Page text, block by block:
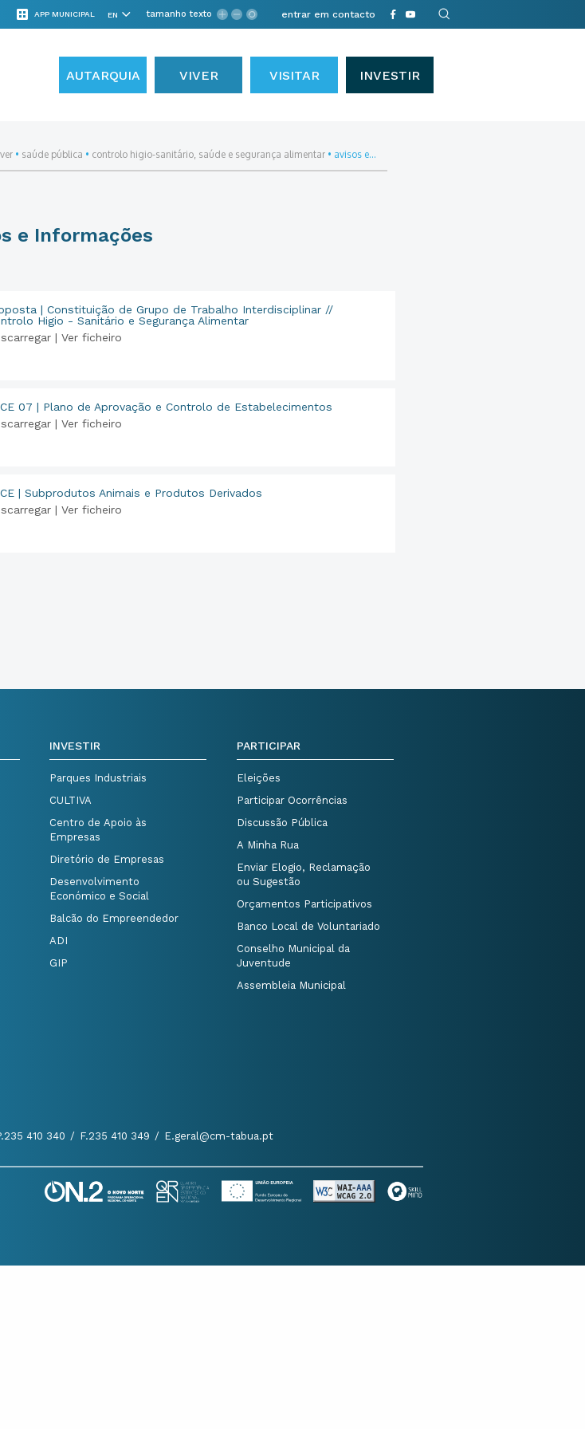
APP MUNICIPAL tamanho texto entrar em contacto
AUTARQUIA VIVER VISITAR INVESTIR
• saúde pública • controlo higio-sanitário, saúde e segurança alimentar• avisos e...
e Informações
PDF
| Constituição de Grupo de Trabalho Interdisciplinar //
Higio - Sanitário e Segurança Alimentar
| Ver ficheiro
07 | Plano de Aprovação e Controlo de Estabelecimentos
| Ver ficheiro
| Subprodutos Animais e Produtos Derivados
| Ver ficheiro
INVESTIR
Parques Industriais
CULTIVA
Centro de Apoio às
Empresas
Diretório de Empresas
Desenvolvimento
Económico e Social
Balcão do Empreendedor
ADI
GIP
PARTICIPAR
Eleições
Participar Ocorrências
Discussão Pública
A Minha Rua
Enviar Elogio, Reclamação
ou Sugestão
Orçamentos Participativos
Banco Local de Voluntariado
Conselho Municipal da
Juventude
Assembleia Municipal
410 340 / F.235 410 349 / E.geral@cm-tabua.pt